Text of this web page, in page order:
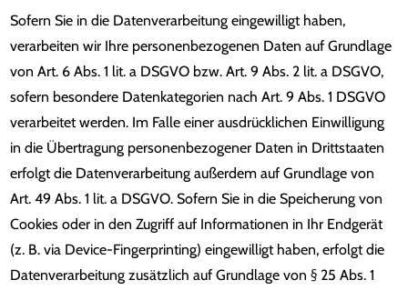
Sofern Sie in die Datenverarbeitung eingewilligt haben,
verarbeiten wir Ihre personenbezogenen Daten auf Grundlage
von Art. 6 Abs. 1 lit. a DSGVO bzw. Art. 9 Abs. 2 lit. a DSGVO,
sofern besondere Datenkategorien nach Art. 9 Abs. 1 DSGVO
verarbeitet werden. Im Falle einer ausdrücklichen Einwilligung
in die Übertragung personenbezogener Daten in Drittstaaten
erfolgt die Datenverarbeitung außerdem auf Grundlage von
Art. 49 Abs. 1 lit. a DSGVO. Sofern Sie in die Speicherung von
Cookies oder in den Zugriff auf Informationen in Ihr Endgerät
(z. B. via Device-Fingerprinting) eingewilligt haben, erfolgt die
Datenverarbeitung zusätzlich auf Grundlage von § 25 Abs. 1